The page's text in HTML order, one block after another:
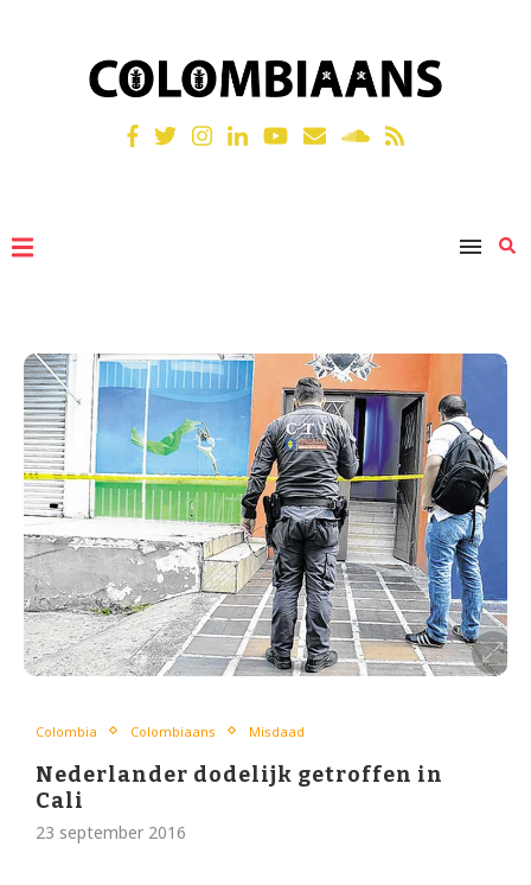
Colombia Colombiaans Misdaad
Nederlander dodelijk getroffen in
Cali
23 september 2016